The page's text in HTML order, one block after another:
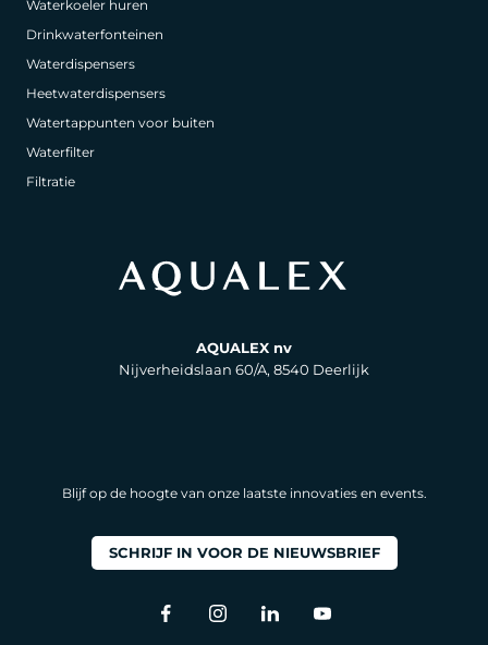
Waterkoeler huren
Drinkwaterfonteinen
Waterdispensers
Heetwaterdispensers
Watertappunten voor buiten
Waterfilter
Filtratie
AQUALEX nv
Nijverheidslaan 60/A, 8540 Deerlijk
Blijf op de hoogte van onze laatste innovaties en events.
SCHRIJF IN VOOR DE NIEUWSBRIEF